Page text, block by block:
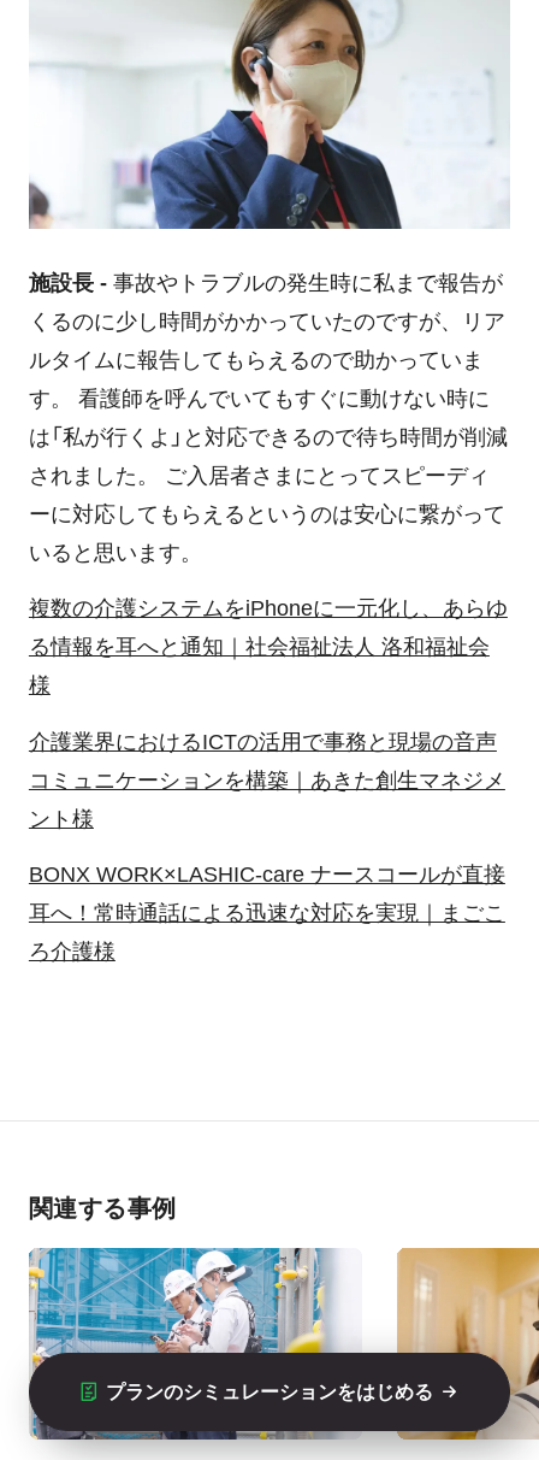
施設長 - 事故やトラブルの発生時に私まで報告が
くるのに少し時間がかかっていたのですが、リア
ルタイムに報告してもらえるので助かっていま
す。 看護師を呼んでいてもすぐに動けない時に
は「私が行くよ」と対応できるので待ち時間が削減
されました。 ご入居者さまにとってスピーディ
ーに対応してもらえるというのは安心に繋がって
いると思います。
複数の介護システムをiPhoneに一元化し、あらゆ
る情報を耳へと通知｜社会福祉法人 洛和福祉会
様
介護業界におけるICTの活用で事務と現場の音声
コミュニケーションを構築｜あきた創生マネジメ
ント様
BONX WORK×LASHIC-care ナースコールが直接
耳へ！常時通話による迅速な対応を実現｜まごこ
ろ介護様
関連する事例
プランのシミュレーションをはじめる